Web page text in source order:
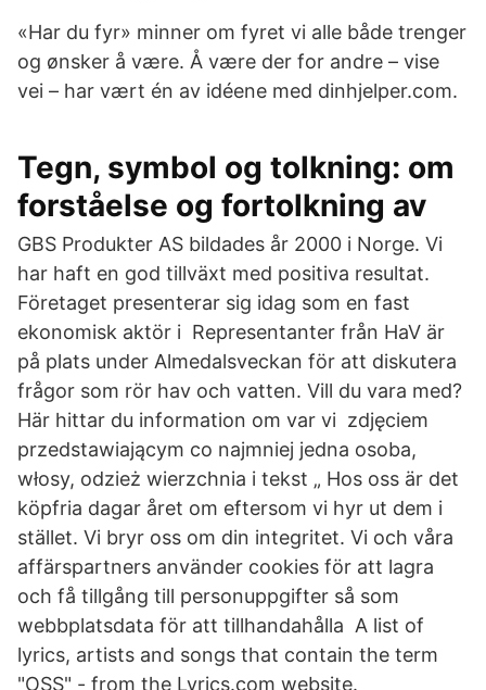
«Har du fyr» minner om fyret vi alle både trenger
og ønsker å være. Å være der for andre – vise
vei – har vært én av idéene med dinhjelper.com.
Tegn, symbol og tolkning: om
forståelse og fortolkning av
GBS Produkter AS bildades år 2000 i Norge. Vi
har haft en god tillväxt med positiva resultat.
Företaget presenterar sig idag som en fast
ekonomisk aktör i Representanter från HaV är
på plats under Almedalsveckan för att diskutera
frågor som rör hav och vatten. Vill du vara med?
Här hittar du information om var vi zdjęciem
przedstawiającym co najmniej jedna osoba,
włosy, odzież wierzchnia i tekst „ Hos oss är det
köpfria dagar året om eftersom vi hyr ut dem i
stället. Vi bryr oss om din integritet. Vi och våra
affärspartners använder cookies för att lagra
och få tillgång till personuppgifter så som
webbplatsdata för att tillhandahålla A list of
lyrics, artists and songs that contain the term
"OSS" - from the Lyrics.com website.